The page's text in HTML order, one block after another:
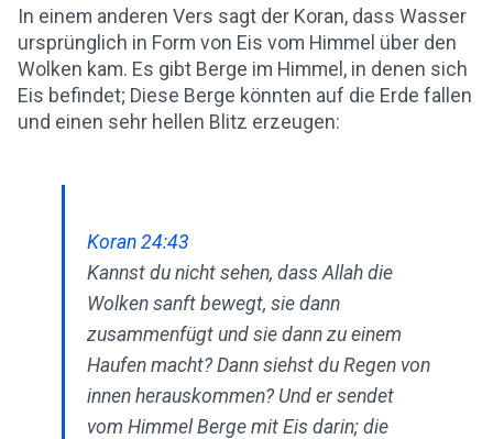
In einem anderen Vers sagt der Koran, dass Wasser
ursprünglich in Form von Eis vom Himmel über den
Wolken kam. Es gibt Berge im Himmel, in denen sich
Eis befindet; Diese Berge könnten auf die Erde fallen
und einen sehr hellen Blitz erzeugen:
Koran 24:43
Kannst du nicht sehen, dass Allah die
Wolken sanft bewegt, sie dann
zusammenfügt und sie dann zu einem
Haufen macht? Dann siehst du Regen von
innen herauskommen? Und er sendet
vom Himmel Berge mit Eis darin; die